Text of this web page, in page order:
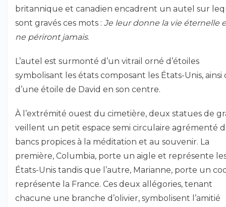
britannique et canadien encadrent un autel sur
sont gravés ces mots : Je leur donne la vie éternelle
ne périront jamais.
L’autel est surmonté d’un vitrail orné d’étoiles
symbolisant les états composant les États-Unis, ainsi
d’une étoile de David en son centre.
À l’extrémité ouest du cimetière, deux statues de
veillent un petit espace semi circulaire agrémenté
bancs propices à la méditation et au souvenir. La
première, Columbia, porte un aigle et représente
États-Unis tandis que l’autre, Marianne, porte un
représente la France. Ces deux allégories, tenant
chacune une branche d’olivier, symbolisent l’amitié